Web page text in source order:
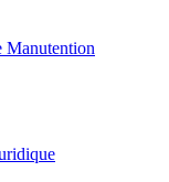
Manutention